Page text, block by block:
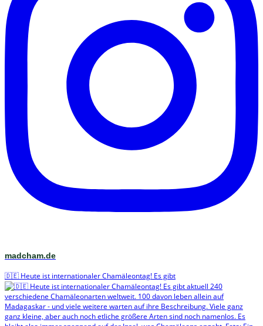
madcham.de
🇩🇪 Heute ist internationaler Chamäleontag! Es gibt